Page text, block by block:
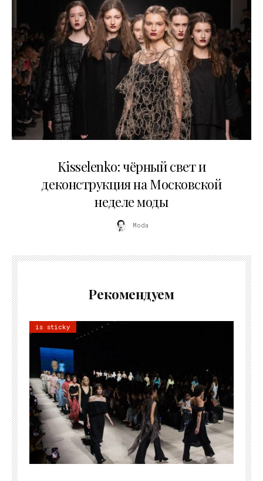
Kisselenko: чёрный свет и
деконструкция на Московской
неделе моды
Moda
Рекомендуем
is sticky